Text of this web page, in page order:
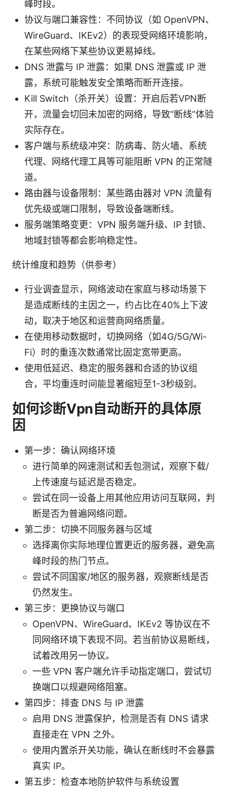
峰时段。
协议与端口兼容性：不同协议（如 OpenVPN、
WireGuard、IKEv2）的表现受网络环境影响，
在某些网络下某些协议更易掉线。
DNS 泄露与 IP 泄露：如果 DNS 泄露或 IP 泄
露，系统可能触发安全策略而断开连接。
Kill Switch（杀开关）设置：开启后若VPN断
开，流量会切回未加密的网络，导致“断线”体验
实际存在。
客户端与系统级冲突：防病毒、防火墙、系统
代理、网络代理工具等可能阻断 VPN 的正常隧
道。
路由器与设备限制：某些路由器对 VPN 流量有
优先级或端口限制，导致设备端断线。
服务端策略变更：VPN 服务端升级、IP 封锁、
地域封锁等都会影响稳定性。
统计维度和趋势（供参考）
行业调查显示，网络波动在家庭与移动场景下
是造成断线的主因之一，约占比在40%上下波
动，取决于地区和运营商网络质量。
在使用移动数据时，切换网络（如4G/5G/Wi-
Fi）时的重连次数通常比固定宽带更高。
使用低延迟、稳定的服务器和合适的协议组
合，平均重连时间能显著缩短至1-3秒级别。
如何诊断Vpn自动断开的具体原
因
第一步：确认网络环境
进行简单的网速测试和丢包测试，观察下载/
上传速度与延迟是否稳定。
尝试在同一设备上用其他应用访问互联网，判
断是否为普遍网络问题。
第二步：切换不同服务器与区域
选择离你实际地理位置更近的服务器，避免高
峰时段的热门节点。
尝试不同国家/地区的服务器，观察断线是否
仍然发生。
第三步：更换协议与端口
OpenVPN、WireGuard、IKEv2 等协议在不
同网络环境下表现不同。若当前协议易断线，
试着改用另一协议。
一些 VPN 客户端允许手动指定端口，尝试切
换端口以规避网络阻塞。
第四步：排查 DNS 与 IP 泄露
启用 DNS 泄露保护，检测是否有 DNS 请求
直接走在 VPN 之外。
使用内置杀开关功能，确认在断线时不会暴露
真实 IP。
第五步：检查本地防护软件与系统设置